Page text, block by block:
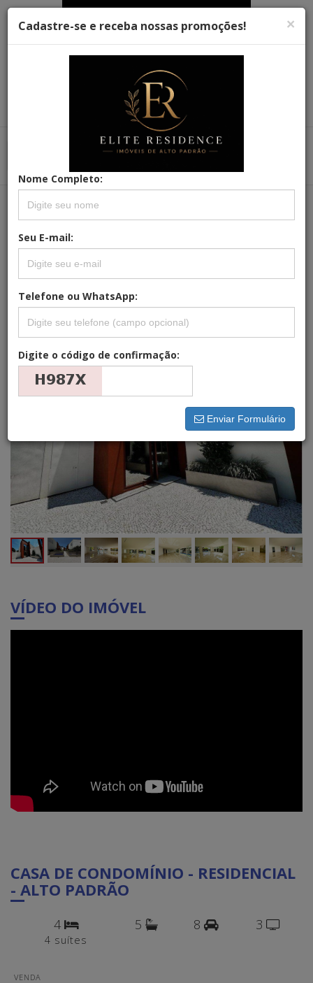
REFERÊNCIA: 08052025
SOFISTICAÇÃO E EXCLUSIVIDADE EM
CADA DETALHE ? RESIDÊNCIA DE ALTO
PADRÃO À VENDA
VÍDEO DO IMÓVEL
CASA DE CONDOMÍNIO - RESIDENCIAL
- ALTO PADRÃO
4
4 suítes
5 8 3
VENDA
×
Cadastre-se e receba nossas promoções!
Nome Completo:
Seu E-mail:
Telefone ou WhatsApp:
Digite o código de confirmação:
Enviar Formulário